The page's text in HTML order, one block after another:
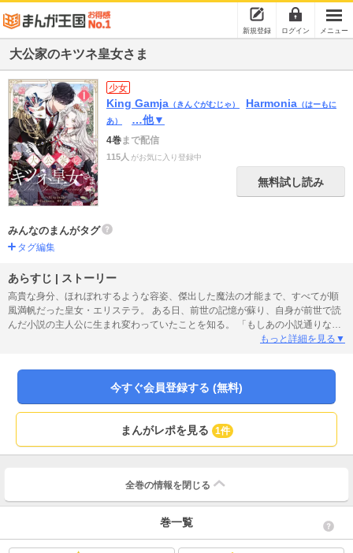
新規登録 ログイン メニュー
大公家のキツネ皇女さま
少女
King Gamja （きんぐがむじゃ） Harmonia （はーもに
あ）
…他▼
4巻まで配信
115人 がお気に入り登録中
無料試し読み
みんなのまんがタグ
タグ編集
あらすじ | ストーリー
高貴な身分、ほれぼれするような容姿、傑出した魔法の才能まで、すべてが順
風満帆だった皇女・エリステラ。 ある日、前世の記憶が蘇り、自身が前世で読
んだ小説の主人公に生まれ変わっていたことを知る。 「もしあの小説通りな
ら、私は18歳で恐ろしい呪いにかけられて人々に嫌われながら死を迎えること
術師たちの陰謀により両親が他界する。復讐を誓った彼女は、狐に化けて正体
を隠しながら黒幕を追うことにした。 あの日もいつものように変身し、調査を
めたと思ったのもつかの間、目を覚ますと狐の姿のまま人間に戻れなくなって
いた。あらゆる手を尽くすも無駄に終わり、ついには死んだことにされてしま
もっと詳細を見る▼
今すぐ会員登録する (無料)
まんがレポを見る 1件
全巻の情報を 閉じる
巻一覧